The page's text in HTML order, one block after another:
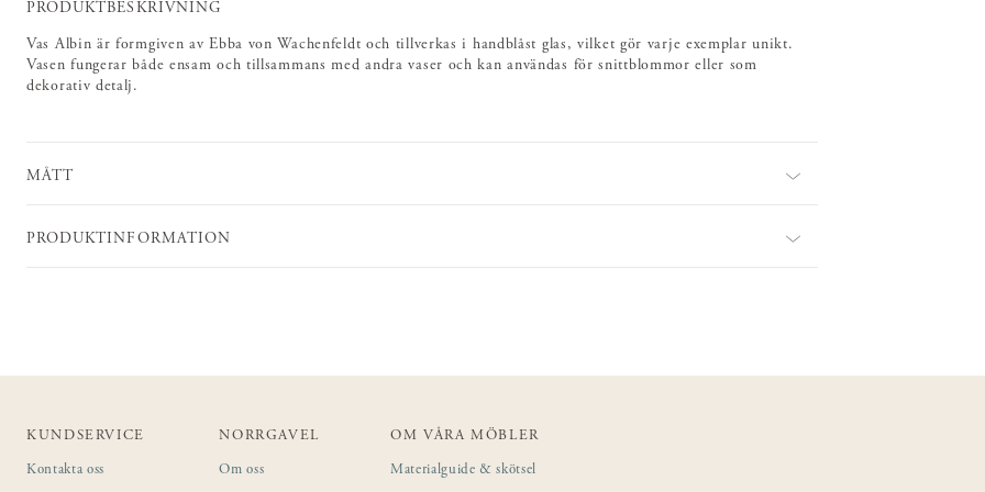
PRODUKTBESKRIVNING
Vas Albin är formgiven av Ebba von Wachenfeldt och tillverkas i handblåst glas, vilket gör varje exemplar unikt.
Vasen fungerar både ensam och tillsammans med andra vaser och kan användas för snittblommor eller som
dekorativ detalj.
MÅTT
PRODUKTINFORMATION
KUNDSERVICE
Kontakta oss
NORRGAVEL
Om oss
OM VÅRA MÖBLER
Materialguide & skötsel